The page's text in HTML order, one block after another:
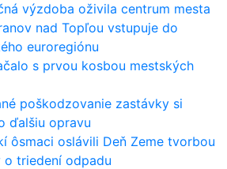
výzdoba oživila centrum mesta
nad Topľou vstupuje do
euroregiónu
s prvou kosbou mestských
poškodzovanie zastávky si
ďalšiu opravu
ôsmaci oslávili Deň Zeme tvorbou
o triedení odpadu